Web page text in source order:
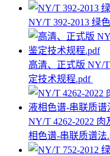
NY/T 392-2013 绿
高清、正式版 NY/
定技术规程.pdf
NY/T 4262-2022
相色谱-串联质谱法